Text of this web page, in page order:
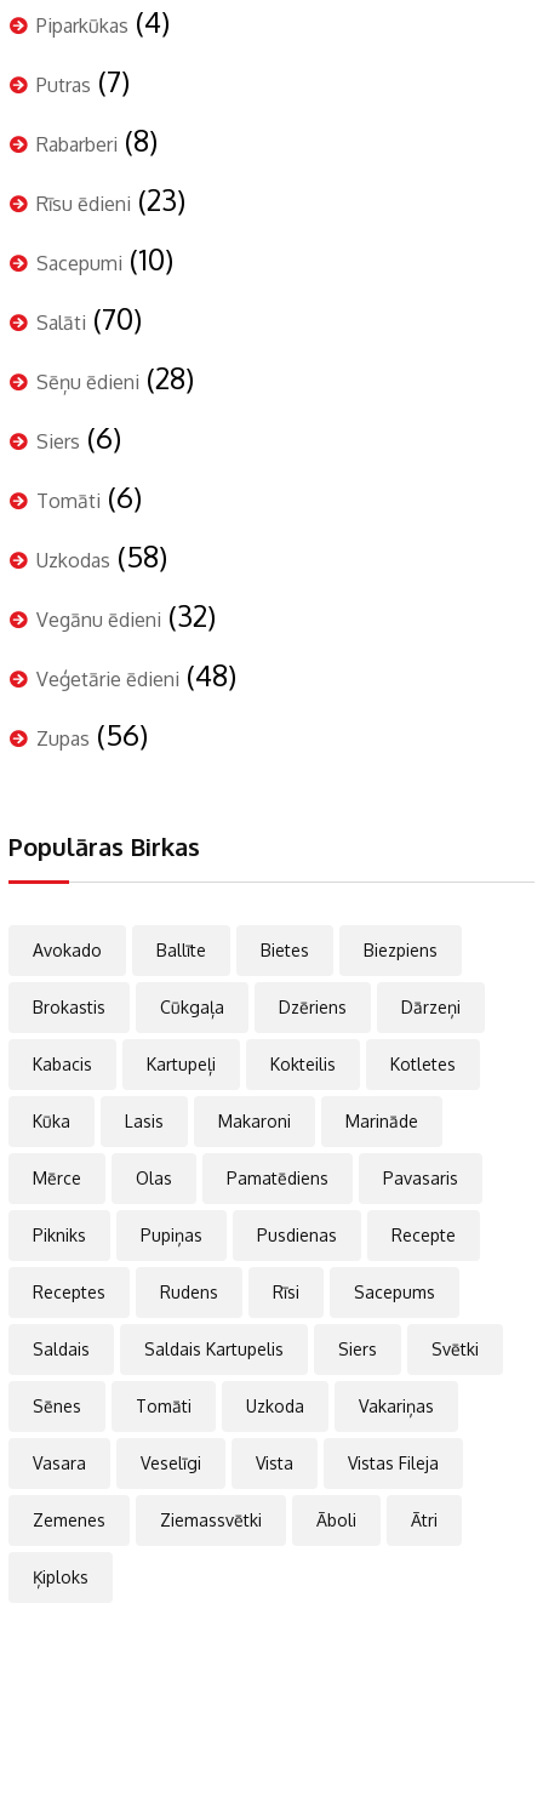
Piparkūkas (4)
Putras (7)
Rabarberi (8)
Rīsu ēdieni (23)
Sacepumi (10)
Salāti (70)
Sēņu ēdieni (28)
Siers (6)
Tomāti (6)
Uzkodas (58)
Vegānu ēdieni (32)
Veģetārie ēdieni (48)
Zupas (56)
Populāras Birkas
Avokado Ballīte Bietes Biezpiens
Brokastis Cūkgaļa Dzēriens Dārzeņi
Kabacis Kartupeļi Kokteilis Kotletes
Kūka Lasis Makaroni Marināde
Mērce Olas Pamatēdiens Pavasaris
Pikniks Pupiņas Pusdienas Recepte
Receptes Rudens Rīsi Sacepums
Saldais Saldais Kartupelis Siers Svētki
Sēnes Tomāti Uzkoda Vakariņas
Vasara Veselīgi Vista Vistas Fileja
Zemenes Ziemassvētki Āboli Ātri
Ķiploks